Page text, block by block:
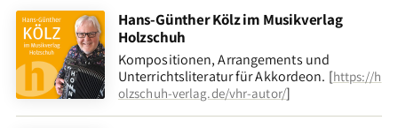
Hans-Günther Kölz im Musikverlag
Holzschuh
Kompositionen, Arrangements und
Unterrichtsliteratur für Akkordeon. [https://h
olzschuh-verlag.de/vhr-autor/]